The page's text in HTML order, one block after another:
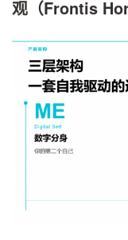
观（Frontis